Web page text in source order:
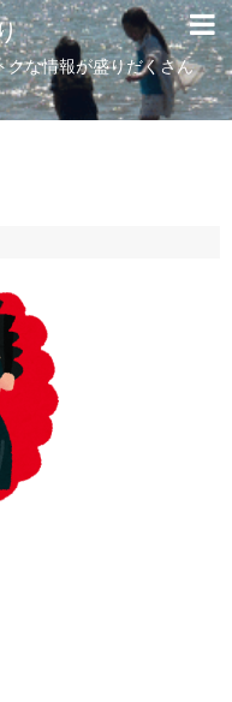
クな情報が盛りだくさん